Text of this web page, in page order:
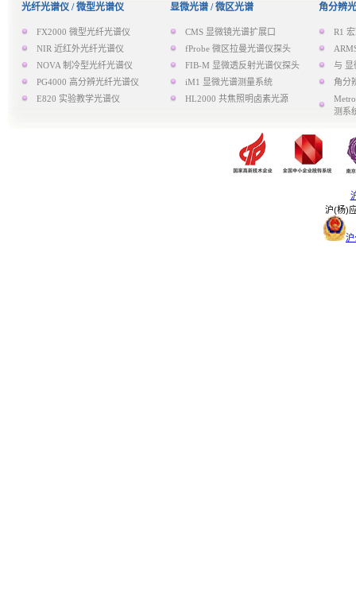
光纤光谱仪 / 微型光谱仪
FX2000 微型光纤光谱仪
NIR 近红外光纤光谱仪
NOVA 制冷型光纤光谱仪
PG4000 高分辨光纤光谱仪
E820 实验教学光谱仪
显微光谱 / 微区光谱
CMS 显微镜光谱扩展口
fProbe 微区拉曼光谱仪探头
FIB-M 显微透反射光谱仪探头
iM1 显微光谱测量系统
HL2000 共焦照明卤素光源
角分辨
R1
与 显
角分
测系
沪(杨)
沪